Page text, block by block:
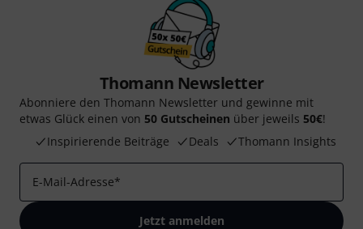
Thomann Newsletter
Abonniere den Thomann Newsletter und gewinne mit
etwas Glück einen von 50 Gutscheinen über jeweils 50€!
Inspirierende Beiträge
Deals Thomann Insights
E-Mail-Adresse*
Jetzt anmelden